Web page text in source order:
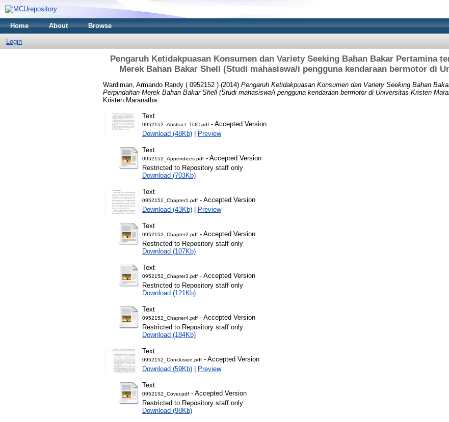
Home About Browse
Login
Pengaruh Ketidakpuasan Konsumen dan Variety Seeking Bahan Bakar Pertamina
Merek Bahan Bakar Shell (Studi mahasiswa/i pengguna kendaraan bermotor di
Wardiman, Armando Randy ( 0952152 )(2014) Pengaruh Ketidakpuasan Konsumen dan Variety Seeking Bahan
Perpindahan Merek Bahan Bakar Shell (Studi mahasiswa/i pengguna kendaraan bermotor di Universitas Kristen
Kristen Maranatha.
Text
0952152_Abstract_TOC.pdf- Accepted Version
Download (48Kb)| Preview
Text
0952152_Appendices.pdf- Accepted Version
Restricted to Repository staff only
Download (703Kb)
Text
0952152_Chapter1.pdf- Accepted Version
Download (43Kb)| Preview
Text
0952152_Chapter2.pdf- Accepted Version
Restricted to Repository staff only
Download (107Kb)
Text
0952152_Chapter3.pdf- Accepted Version
Restricted to Repository staff only
Download (121Kb)
Text
0952152_Chapter4.pdf- Accepted Version
Restricted to Repository staff only
Download (184Kb)
Text
0952152_Conclusion.pdf- Accepted Version
Download (59Kb)| Preview
Text
0952152_Cover.pdf- Accepted Version
Restricted to Repository staff only
Download (98Kb)